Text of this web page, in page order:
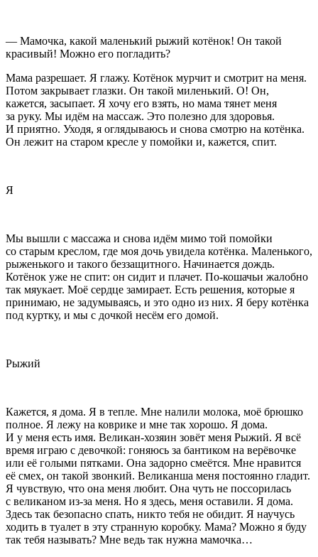
— Мамочка, какой маленький рыжий котёнок! Он такой
красивый! Можно его погладить?
Мама разрешает. Я глажу. Котёнок мурчит и смотрит на меня.
Потом закрывает глазки. Он такой миленький. О! Он,
кажется, засыпает. Я хочу его взять, но мама тянет меня
за руку. Мы идём на массаж. Это полезно для здоровья.
И приятно. Уходя, я оглядываюсь и снова смотрю на котёнка.
Он лежит на старом кресле у помойки и, кажется, спит.
Я
Мы вышли с массажа и снова идём мимо той помойки
со старым креслом, где моя дочь увидела котёнка. Маленького,
рыженького и такого беззащитного. Начинается дождь.
Котёнок уже не спит: он сидит и плачет. По-кошачьи жалобно
так мяукает. Моё сердце замирает. Есть решения, которые я
принимаю, не задумываясь, и это одно из них. Я беру котёнка
под куртку, и мы с дочкой несём его домой.
Рыжий
Кажется, я дома. Я в тепле. Мне налили молока, моё брюшко
полное. Я лежу на коврике и мне так хорошо. Я дома.
И у меня есть имя. Великан-хозяин зовёт меня Рыжий. Я всё
время играю с девочкой: гоняюсь за бантиком на верёвочке
или её голыми пятками. Она задорно смеётся. Мне нравится
её смех, он такой звонкий. Великанша меня постоянно гладит.
Я чувствую, что она меня любит. Она чуть не поссорилась
с великаном из-за меня. Но я здесь, меня оставили. Я дома.
Здесь так безопасно спать, никто тебя не обидит. Я научусь
ходить в туалет в эту странную коробку. Мама? Можно я буду
так тебя называть? Мне ведь так нужна мамочка…